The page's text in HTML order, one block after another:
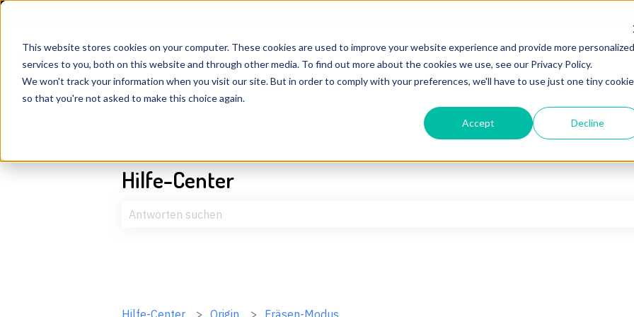
This website stores cookies on your computer. These cookies are used to improve your website experience and provide more personalized
services to you, both on this website and through other media. To find out more about the cookies we use, see our Privacy Policy.
We won't track your information when you visit our site. But in order to comply with your preferences, we'll have to use just one tiny cookie
so that you're not asked to make this choice again.
Accept Decline
Hilfe-Center
Hilfe-Center Origin Fräsen-Modus